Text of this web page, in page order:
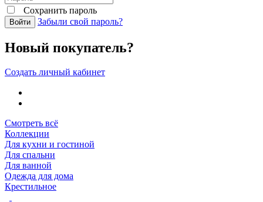
Сохранить пароль
Войти Забыли свой пароль?
Новый покупатель?
Создать личный кабинет
Смотреть всё
Коллекции
Для кухни и гостиной
Для спальни
Для ванной
Одежда для дома
Крестильное